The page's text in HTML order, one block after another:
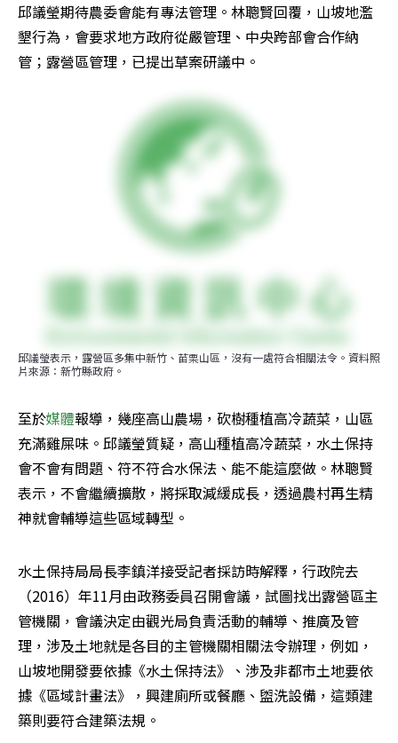
邱議瑩期待農委會能有專法管理。林聰賢回覆，山坡地濫
墾行為，會要求地方政府從嚴管理、中央跨部會合作納
管；露營區管理，已提出草案研議中。
邱議瑩表示，露營區多集中新竹、苗栗山區，沒有一處符合相關法令。資料照
片來源：新竹縣政府。
至於媒體報導，幾座高山農場，砍樹種植高冷蔬菜，山區
充滿雞屎味。邱議瑩質疑，高山種植高冷蔬菜，水土保持
會不會有問題、符不符合水保法、能不能這麼做。林聰賢
表示，不會繼續擴散，將採取減緩成長，透過農村再生精
神就會輔導這些區域轉型。
水土保持局局長李鎮洋接受記者採訪時解釋，行政院去
（2016）年11月由政務委員召開會議，試圖找出露營區主
管機關，會議決定由觀光局負責活動的輔導、推廣及管
理，涉及土地就是各目的主管機關相關法令辦理，例如，
山坡地開發要依據《水土保持法》、涉及非都市土地要依
據《區域計畫法》，興建廁所或餐廳、盥洗設備，這類建
築則要符合建築法規。